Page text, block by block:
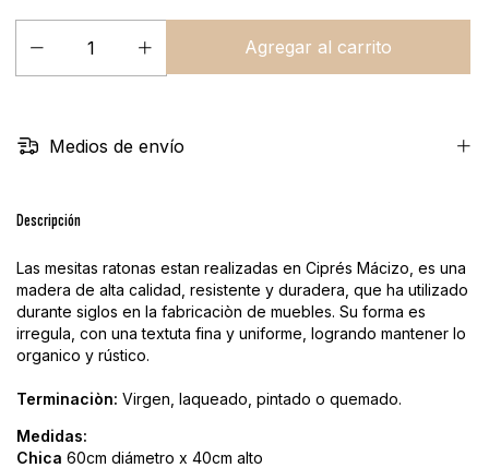
Medios de envío
Descripción
Las mesitas ratonas estan realizadas en Ciprés Mácizo, es una
madera de alta calidad, resistente y duradera, que ha utilizado
durante siglos en la fabricaciòn de muebles. Su forma es
irregula, con una textuta fina y uniforme, logrando mantener lo
organico y rústico.
Terminaciòn: Virgen, laqueado, pintado o quemado.
Medidas:
Chica 60cm diámetro x 40cm alto